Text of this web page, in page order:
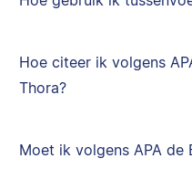
Hoe citeer ik volgens
Thora?
Moet ik volgens APA de